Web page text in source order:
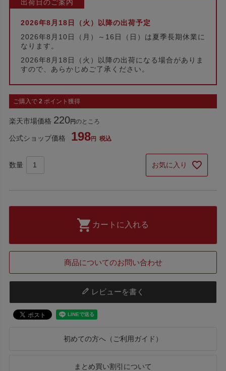
出荷日のご案内
2026年8月18日（火）以降の出荷予定
2026年8月10日（月）～16日（日）は夏季長期休業に
なります。
2026年8月18日（火）以降の出荷になる場合がありま
すので、あらかじめご了承ください。
ご購入で 2 ポイント獲得
楽天市場価格 220 のところ
公式ショップ価格 198 税込
お気に入り
カートに入れる
商品についてのお問い合わせ
レビューを書く
初めての方へ（ご利用ガイド）
まとめ買い割引について